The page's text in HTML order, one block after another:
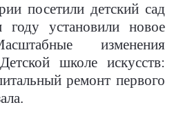
посетили детский сад
установили новое
изменения
школе искусств:
ремонт первого